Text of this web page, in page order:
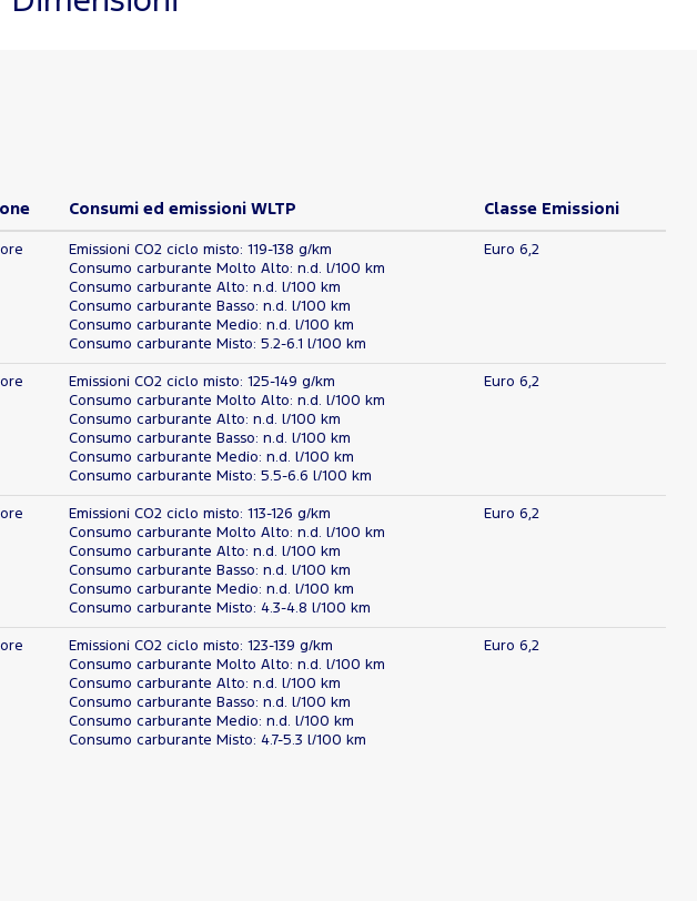
Consumi ed emissioni WLTP Classe Emissioni
Emissioni CO2 ciclo misto: 119-138 g/km
Consumo carburante Molto Alto: n.d. l/100 km
Consumo carburante Alto: n.d. l/100 km
Consumo carburante Basso: n.d. l/100 km
Consumo carburante Medio: n.d. l/100 km
Consumo carburante Misto: 5.2-6.1 l/100 km
Euro 6,2
Emissioni CO2 ciclo misto: 125-149 g/km
Consumo carburante Molto Alto: n.d. l/100 km
Consumo carburante Alto: n.d. l/100 km
Consumo carburante Basso: n.d. l/100 km
Consumo carburante Medio: n.d. l/100 km
Consumo carburante Misto: 5.5-6.6 l/100 km
Euro 6,2
Emissioni CO2 ciclo misto: 113-126 g/km
Consumo carburante Molto Alto: n.d. l/100 km
Consumo carburante Alto: n.d. l/100 km
Consumo carburante Basso: n.d. l/100 km
Consumo carburante Medio: n.d. l/100 km
Consumo carburante Misto: 4.3-4.8 l/100 km
Euro 6,2
Emissioni CO2 ciclo misto: 123-139 g/km
Consumo carburante Molto Alto: n.d. l/100 km
Consumo carburante Alto: n.d. l/100 km
Consumo carburante Basso: n.d. l/100 km
Consumo carburante Medio: n.d. l/100 km
Consumo carburante Misto: 4.7-5.3 l/100 km
Euro 6,2